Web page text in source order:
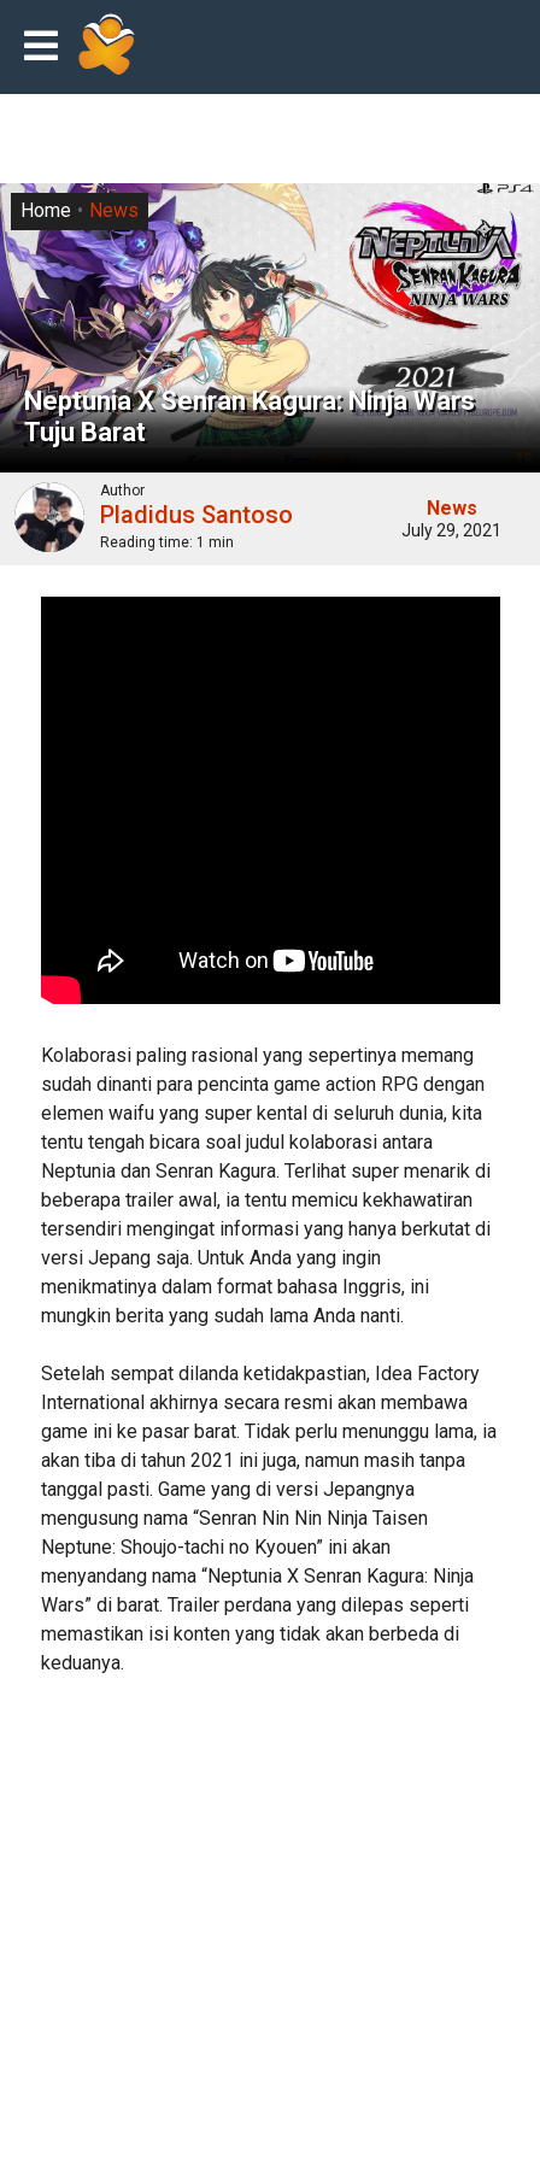
Neptunia X Senran Kagura: Ninja Wars
Tuju Barat
Home News
Author
Pladidus Santoso
Reading time: 1 min
News
July 29, 2021
Kolaborasi paling rasional yang sepertinya memang
sudah dinanti para pencinta game action RPG dengan
elemen waifu yang super kental di seluruh dunia, kita
tentu tengah bicara soal judul kolaborasi antara
Neptunia dan Senran Kagura. Terlihat super menarik di
beberapa trailer awal, ia tentu memicu kekhawatiran
tersendiri mengingat informasi yang hanya berkutat di
versi Jepang saja. Untuk Anda yang ingin
menikmatinya dalam format bahasa Inggris, ini
mungkin berita yang sudah lama Anda nanti.
Setelah sempat dilanda ketidakpastian, Idea Factory
International akhirnya secara resmi akan membawa
game ini ke pasar barat. Tidak perlu menunggu lama, ia
akan tiba di tahun 2021 ini juga, namun masih tanpa
tanggal pasti. Game yang di versi Jepangnya
mengusung nama “Senran Nin Nin Ninja Taisen
Neptune: Shoujo-tachi no Kyouen” ini akan
menyandang nama “Neptunia X Senran Kagura: Ninja
Wars” di barat. Trailer perdana yang dilepas seperti
memastikan isi konten yang tidak akan berbeda di
keduanya.